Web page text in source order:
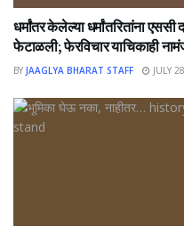
धर्मांतर केलेल्या धर्मांतरितांना एससी
फेटाळली; फेरविचार याचिकाही
BY JAAGLYA BHARAT STAFF JULY